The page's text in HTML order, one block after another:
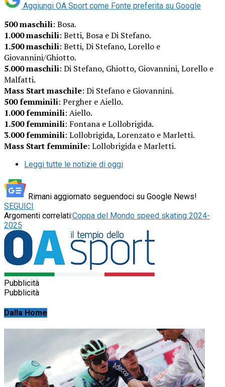
Aggiungi OA Sport come Fonte preferita su Google
500 maschili: Bosa.
1.000 maschili: Betti, Bosa e Di Stefano.
1.500 maschili: Betti, Di Stefano, Lorello e
Giovannini/Ghiotto.
5.000 maschili: Di Stefano, Ghiotto, Giovannini, Lorello e
Malfatti.
Mass Start maschile: Di Stefano e Giovannini.
500 femminili: Pergher e Aiello.
1.000 femminili: Aiello.
1.500 femminili: Fontana e Lollobrigida.
3.000 femminili: Lollobrigida, Lorenzato e Marletti.
Mass Start femminile: Lollobrigida e Marletti.
Leggi tutte le notizie di oggi
Rimani aggiornato seguendoci su Google News!
SEGUICI
Argomenti correlati:Coppa del Mondo speed skating 2024-
2025
Pubblicità
Pubblicità
Dalla Home